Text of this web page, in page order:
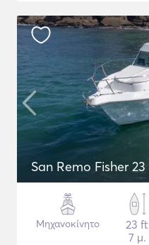
San Remo Fisher 23
Μηχανοκίνητο
23 ft
7 μ.